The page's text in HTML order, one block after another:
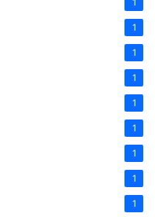
1
1
1
1
1
1
1
1